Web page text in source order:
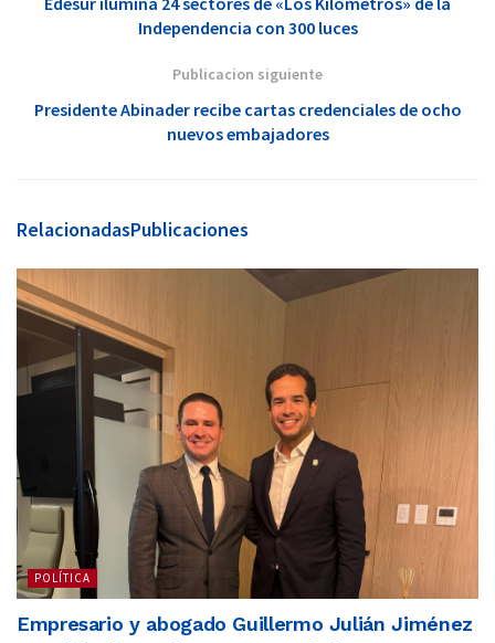
Independencia con 300 luces
Publicacion siguiente
Presidente Abinader recibe cartas credenciales de ocho
nuevos embajadores
RelacionadasPublicaciones
POLÍTICA
Empresario y abogado Guillermo Julián Jiménez